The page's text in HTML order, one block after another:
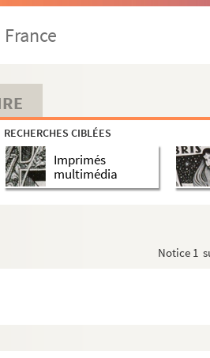
RECHERCHES CIBLÉES
Imprimés
multimédia
Notice 1